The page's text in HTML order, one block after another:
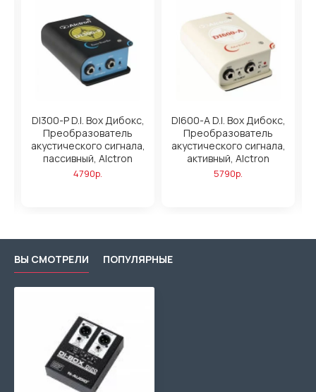
DI300-P D.I. Box Дибокс,
Преобразователь
акустического сигнала,
пассивный, Alctron
4790р.
DI600-A D.I. Box Дибокс,
Преобразователь
акустического сигнала,
активный, Alctron
5790р.
ВЫ СМОТРЕЛИ ПОПУЛЯРНЫЕ